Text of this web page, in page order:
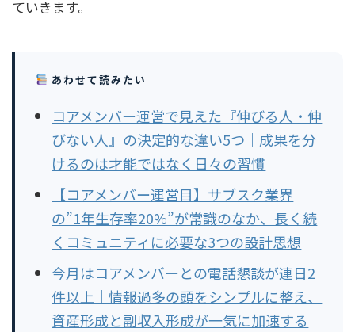
ていきます。
あわせて読みたい
コアメンバー運営で見えた『伸びる人・伸
びない人』の決定的な違い5つ｜成果を分
けるのは才能ではなく日々の習慣
【コアメンバー運営目】サブスク業界
の”1年生存率20%”が常識のなか、長く続
くコミュニティに必要な3つの設計思想
今月はコアメンバーとの電話懇談が連日2
件以上｜情報過多の頭をシンプルに整え、
資産形成と副収入形成が一気に加速する